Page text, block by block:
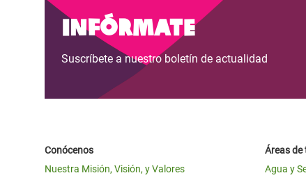
Infórmate
Suscríbete a nuestro boletín de actualidad
Conócenos
Nuestra Misión, Visión, y Valores
Áreas de
Agua y